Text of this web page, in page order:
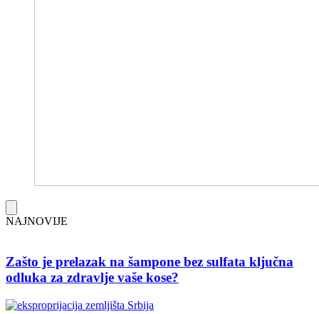
NAJNOVIJE
Zašto je prelazak na šampone bez sulfata ključna
odluka za zdravlje vaše kose?